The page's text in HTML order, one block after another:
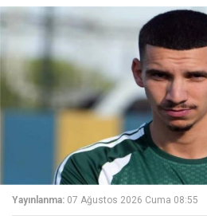
Yayınlanma: 07 Ağustos 2026 Cuma 08:55